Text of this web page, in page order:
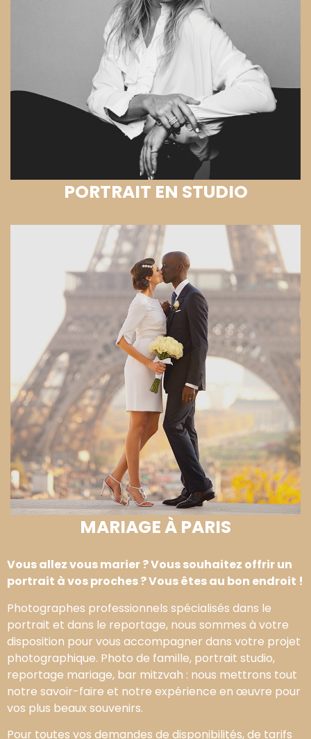
PORTRAIT EN STUDIO
MARIAGE À PARIS
Vous allez vous marier ? Vous souhaitez offrir un
portrait à vos proches ? Vous êtes au bon endroit !
Photographes professionnels spécialisés dans le
portrait et dans le reportage, nous sommes à votre
disposition pour vous accompagner dans votre projet
photographique. Photo de famille, portrait studio,
reportage mariage, bar mitzvah : nous mettrons tout
notre savoir-faire et notre expérience en œuvre pour
vos plus beaux souvenirs.
Pour toutes vos demandes de disponibilités, de tarifs